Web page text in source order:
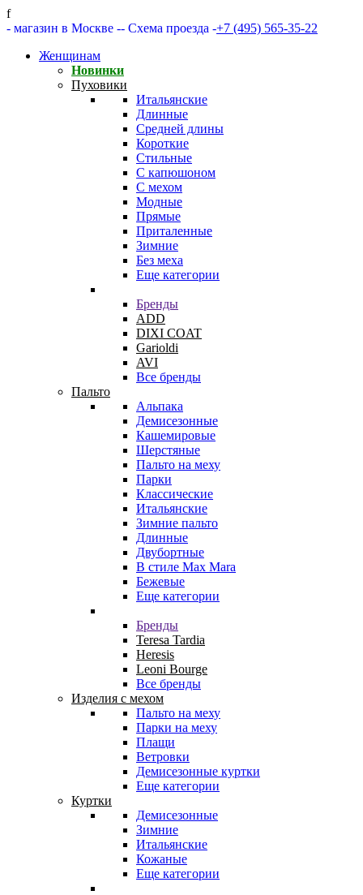
f
- магазин в Москве -- Схема проезда -+7 (495) 565-35-22
Женщинам
Новинки
Пуховики
Итальянские
Длинные
Средней длины
Короткие
Стильные
С капюшоном
С мехом
Модные
Прямые
Приталенные
Зимние
Без меха
Еще категории
Бренды
ADD
DIXI COAT
Garioldi
AVI
Все бренды
Пальто
Альпака
Демисезонные
Кашемировые
Шерстяные
Пальто на меху
Парки
Классические
Итальянские
Зимние пальто
Длинные
Двубортные
В стиле Max Mara
Бежевые
Еще категории
Бренды
Teresa Tardia
Heresis
Leoni Bourge
Все бренды
Изделия с мехом
Пальто на меху
Парки на меху
Плащи
Ветровки
Демисезонные куртки
Еще категории
Куртки
Демисезонные
Зимние
Итальянские
Кожаные
Еще категории